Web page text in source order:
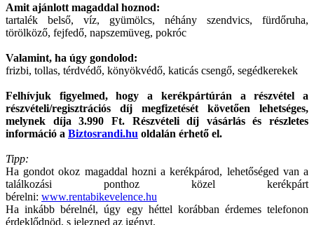
Amit ajánlott magaddal hoznod:
tartalék belső, víz, gyümölcs, néhány szendvics, fürdőruha,
törölköző, fejfedő, napszemüveg, pokróc
Valamint, ha úgy gondolod:
frizbi, tollas, térdvédő, könyökvédő, katicás csengő, segédkerekek
Felhívjuk figyelmed, hogy a kerékpártúrán a részvétel a
részvételi/regisztrációs díj megfizetését követően lehetséges,
melynek díja 3.990 Ft. Részvételi díj vásárlás és részletes
információ a Biztosrandi.hu oldalán érhető el.
Tipp:
Ha gondot okoz magaddal hozni a kerékpárod, lehetőséged van a
találkozási ponthoz közel kerékpárt
bérelni: www.rentabikevelence.hu
Ha inkább bérelnél, úgy egy héttel korábban érdemes telefonon
érdeklődnöd, s jelezned az igényt.